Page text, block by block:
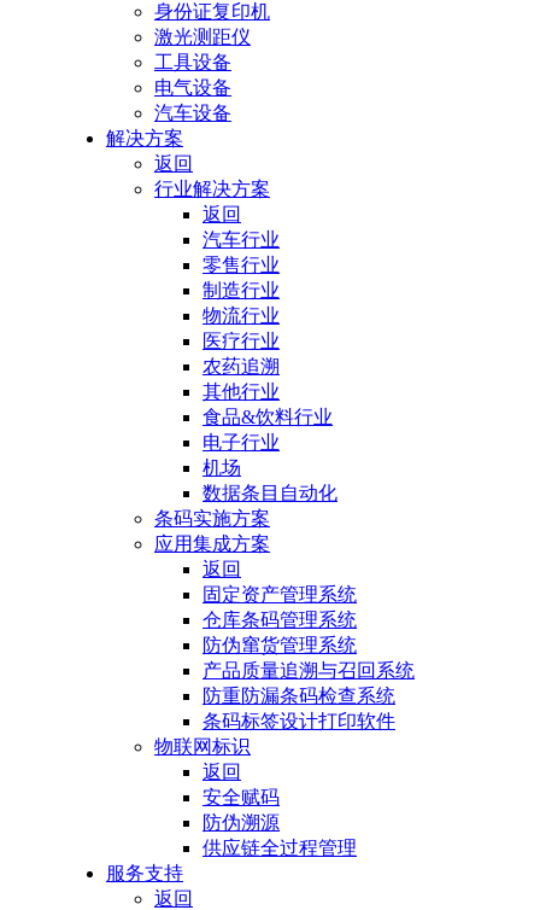
身份证复印机
激光测距仪
工具设备
电气设备
汽车设备
解决方案
返回
行业解决方案
返回
汽车行业
零售行业
制造行业
物流行业
医疗行业
农药追溯
其他行业
食品&饮料行业
电子行业
机场
数据条目自动化
条码实施方案
应用集成方案
返回
固定资产管理系统
仓库条码管理系统
防伪窜货管理系统
产品质量追溯与召回系统
防重防漏条码检查系统
条码标签设计打印软件
物联网标识
返回
安全赋码
防伪溯源
供应链全过程管理
服务支持
返回